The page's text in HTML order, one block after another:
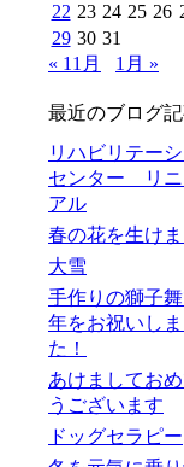
22 23 24 25 26
29 30 31
« 11月
1月 »
最近のブログ
リハビリテー
センター リニ
アル
春の花を生け
大雪
手作りの獅子
年をお祝いし
た！
あけましてお
うございます
ドッグセラピー